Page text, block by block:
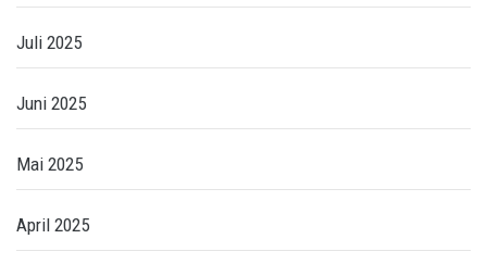
Juli 2025
Juni 2025
Mai 2025
April 2025